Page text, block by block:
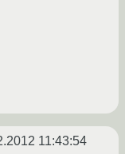
11:43:54